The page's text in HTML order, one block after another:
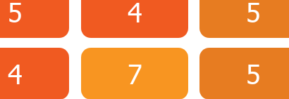
5 4 5
4 7 5